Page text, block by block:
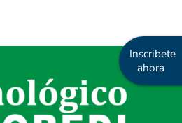
Inscribete
ahora